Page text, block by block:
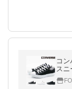
コ
スニ
ット
プル